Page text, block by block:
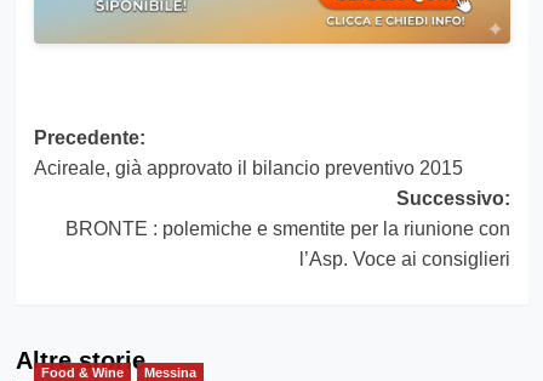
Navigazione
articolo
Precedente:
Acireale, già approvato il bilancio preventivo 2015
Successivo:
BRONTE : polemiche e smentite per la riunione con
l’Asp. Voce ai consiglieri
Altre storie
Food & Wine Messina